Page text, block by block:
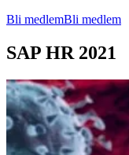
Bli medlemBli medlem
SAP HR 2021